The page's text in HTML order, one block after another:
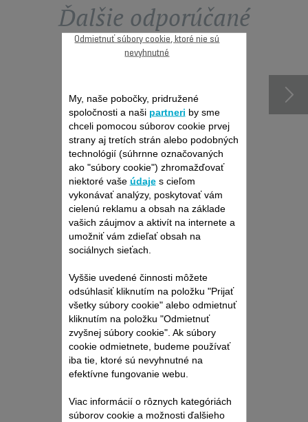
Ďalšie odporúčané
príslušenstvo
Produkt uz viac nieje k
dispozícií
My, naše pobočky, pridružené
spoločnosti a naši partneri by sme
chceli pomocou súborov cookie prvej
strany aj tretích strán alebo podobných
technológií (súhrnne označovaných
ako "súbory cookie") zhromažďovať
niektoré vaše údajes cieľom
vykonávať analýzy, poskytovať vám
cielenú reklamu a obsah na základe
vašich záujmov a aktivít na internete a
umožniť vám zdieľať obsah na
sociálnych sieťach.
Vyššie uvedené činnosti môžete
odsúhlasiť kliknutím na položku "Prijať
všetky súbory cookie" alebo odmietnuť
kliknutím na položku "Odmietnuť
zvyšnej súbory cookie". Ak súbory
cookie odmietnete, budeme používať
iba tie, ktoré sú nevyhnutné na
efektívne fungovanie webu.
Viac informácií o rôznych kategóriách
súborov cookie a možnosti ďalšieho
Odmietnuť súbory cookie, ktoré nie sú
nevyhnutné